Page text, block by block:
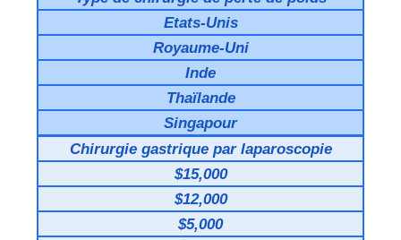
Etats-Unis
Royaume-Uni
Inde
Thaïlande
Singapour
Chirurgie gastrique par laparoscopie
$15,000
$12,000
$5,000